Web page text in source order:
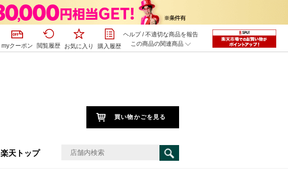
myクーポン 閲覧履歴 お気に入り 購入履歴
ヘルプ/不適切な商品を報告
この商品の関連商品
買い物かごを見る
楽天トップ